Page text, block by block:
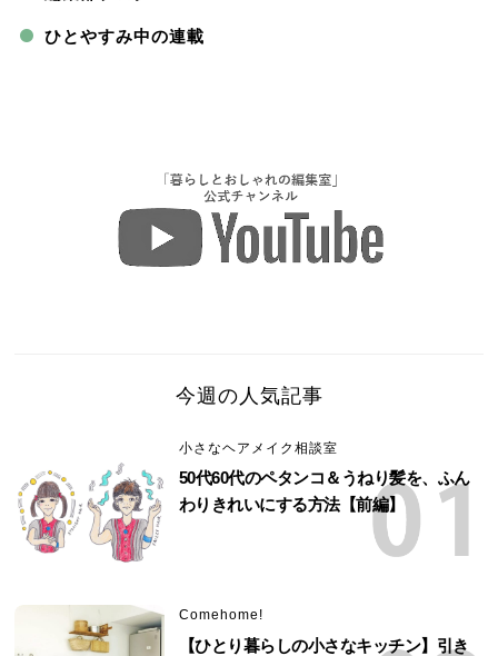
ひとやすみ中の連載
今週の人気記事
小さなヘアメイク相談室
50代60代のペタンコ＆うねり髪を、ふん
わりきれいにする方法【前編】
Comehome!
【ひとり暮らしの小さなキッチン】引き